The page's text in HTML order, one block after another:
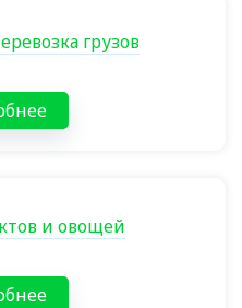
грузов
и овощей